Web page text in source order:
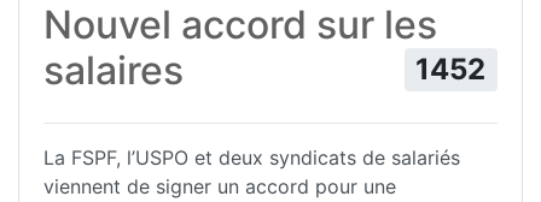
Nouvel accord sur les
salaires
1452
La FSPF, l’USPO et deux syndicats de salariés
viennent de signer un accord pour une